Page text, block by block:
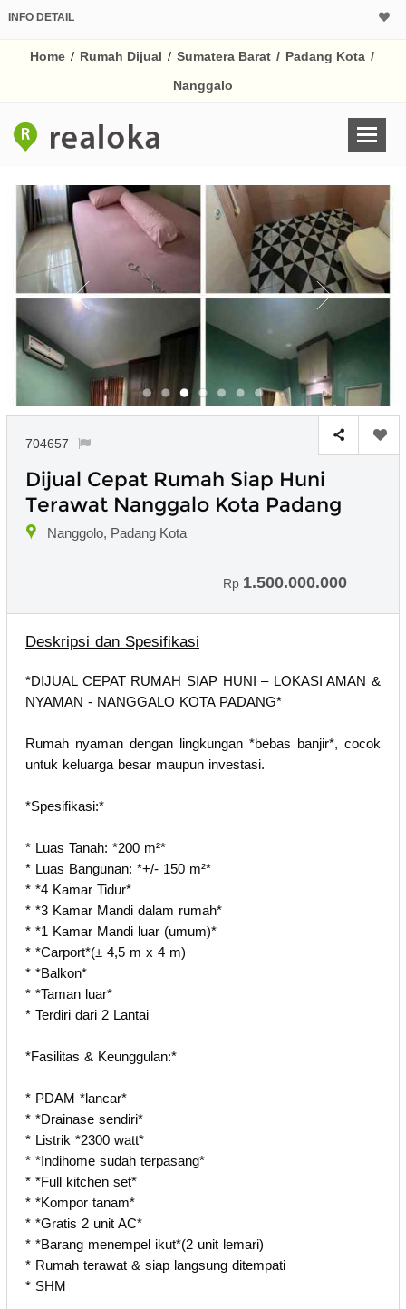
INFO DETAIL
Home / Rumah Dijual / Sumatera Barat / Padang Kota /
Nanggalo
704657
Dijual Cepat Rumah Siap Huni
Terawat Nanggalo Kota Padang
Nanggolo, Padang Kota
Rp 1.500.000.000
Deskripsi dan Spesifikasi
*DIJUAL CEPAT RUMAH SIAP HUNI – LOKASI AMAN &
NYAMAN - NANGGALO KOTA PADANG*
Rumah nyaman dengan lingkungan *bebas banjir*, cocok
untuk keluarga besar maupun investasi.
*Spesifikasi:*
* Luas Tanah: *200 m²*
* Luas Bangunan: *+/- 150 m²*
* *4 Kamar Tidur*
* *3 Kamar Mandi dalam rumah*
* *1 Kamar Mandi luar (umum)*
* *Carport*(± 4,5 m x 4 m)
* *Balkon*
* *Taman luar*
* Terdiri dari 2 Lantai
*Fasilitas & Keunggulan:*
* PDAM *lancar*
* *Drainase sendiri*
* Listrik *2300 watt*
* *Indihome sudah terpasang*
* *Full kitchen set*
* *Kompor tanam*
* *Gratis 2 unit AC*
* *Barang menempel ikut*(2 unit lemari)
* Rumah terawat & siap langsung ditempati
* SHM
Harga Rp
% /th
Untuk hasil simulasi
pada kotak-
Simpan